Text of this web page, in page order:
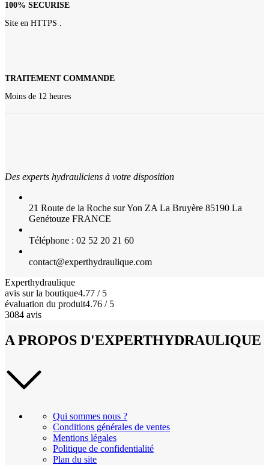
100% SECURISE
Site en HTTPS .
TRAITEMENT COMMANDE
Moins de 12 heures
Des experts hydrauliciens à votre disposition
21 Route de la Roche sur Yon ZA La Bruyère 85190 La
Genétouze FRANCE
Téléphone : 02 52 20 21 60
contact@experthydraulique.com
Experthydraulique
avis sur la boutique4.77 / 5
évaluation du produit4.76 / 5
3084 avis
A PROPOS D'EXPERTHYDRAULIQUE
Qui sommes nous ?
Conditions générales de ventes
Mentions légales
Politique de confidentialité
Plan du site